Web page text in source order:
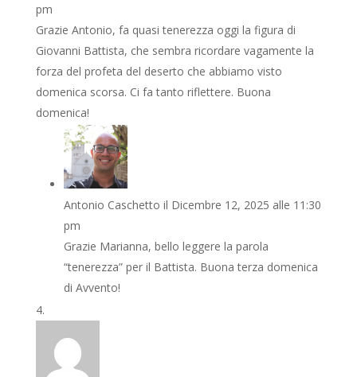
pm
Grazie Antonio, fa quasi tenerezza oggi la figura di
Giovanni Battista, che sembra ricordare vagamente la
forza del profeta del deserto che abbiamo visto
domenica scorsa. Ci fa tanto riflettere. Buona
domenica!
Antonio Caschetto il Dicembre 12, 2025 alle 11:30
pm
Grazie Marianna, bello leggere la parola
“tenerezza” per il Battista. Buona terza domenica
di Avvento!